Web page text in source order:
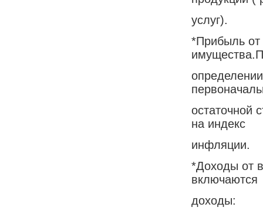
услуг).
*Прибыль от
остаточной
на индекс
инфляции.
*Доходы от
включаются
доходы: